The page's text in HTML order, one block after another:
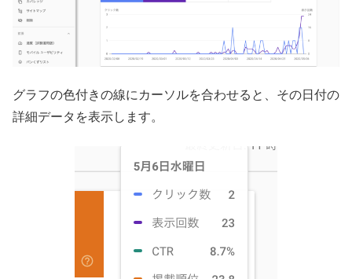
グラフの色付きの線にカーソルを合わせると、その日付の
詳細データを表示します。